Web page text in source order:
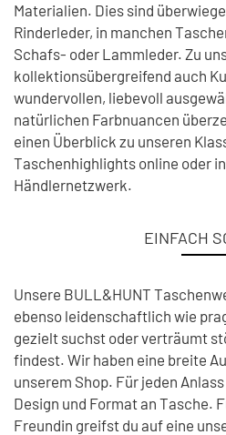
Materialien. Dies sind
Rinderleder, in manchen
Schafs- oder Lammleder. Zu
kollektionsübergreifend auch
wundervollen, liebevoll
natürlichen Farbnuancen
einen Überblick zu unseren
Taschenhighlights online oder
Händlernetzwerk.
EINFACH
Unsere BULL&HUNT
ebenso leidenschaftlich wie
gezielt suchst oder verträumt
findest. Wir haben eine breite
unserem Shop. Für jeden
Design und Format an Tasche.
Freundin greifst du auf eine